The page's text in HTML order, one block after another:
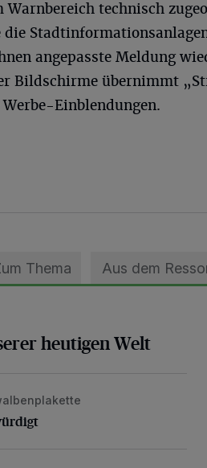
technisch
angepasste Meldung
Bildschirme übernimmt
Einblendungen.
Thema Aus dem
heutigen Welt